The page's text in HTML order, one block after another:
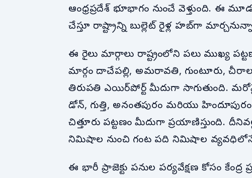
ఆంధ్రప్రదేశ్ భూభాగం నుంచే వెళ్తుంది. ఈ
చేస్తూ రాష్ట్రాన్ని బుల్లెట్ రైళ్ల హబ్‌గా
ఈ రైలు మార్గాలు రాష్ట్రంలోని పలు ముఖ్య
మార్గం దాచేపల్లి, అమరావతి, గుంటూరు,
తిరుపతి ఎయిర్‌పోర్ట్ మీదుగా సాగుతుంది.
డోన్, గుత్తి, అనంతపురం మరియు
చిత్తూరు పట్టణం మీదుగా ప్రయాణిస్తుంది.
నిమిషాల నుంచి గంట పది నిమిషాల వ్యవధిలోనే
ఈ భారీ ప్రాజెక్టు పనుల పర్యవేక్షణ కోసం కేంద్ర